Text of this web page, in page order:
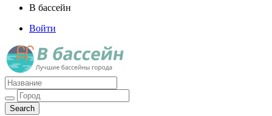
В бассейн
Войти
Лучшие бассейны города